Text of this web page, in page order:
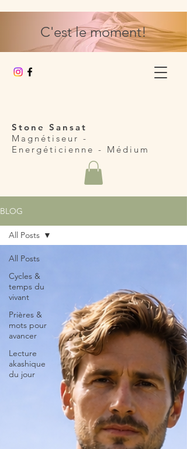
Stone Sansat
Magnétiseur -
Energéticienne - Médium
C'est le moment!
BLOG
All Posts
Cycles &
temps du
vivant
Prières &
mots pour
avancer
Lecture
akashique
du jour
All Posts